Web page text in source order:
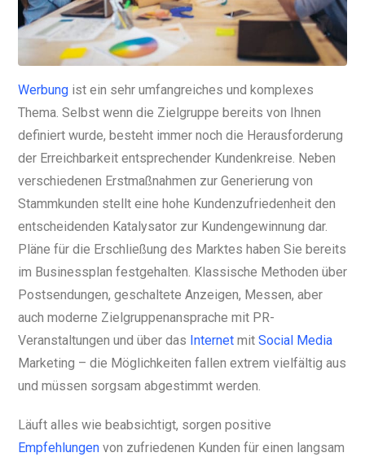
Werbung ist ein sehr umfangreiches und komplexes
Thema. Selbst wenn die Zielgruppe bereits von Ihnen
definiert wurde, besteht immer noch die Herausforderung
der Erreichbarkeit entsprechender Kundenkreise. Neben
verschiedenen Erstmaßnahmen zur Generierung von
Stammkunden stellt eine hohe Kundenzufriedenheit den
entscheidenden Katalysator zur Kundengewinnung dar.
Pläne für die Erschließung des Marktes haben Sie bereits
im Businessplan festgehalten. Klassische Methoden über
Postsendungen, geschaltete Anzeigen, Messen, aber
auch moderne Zielgruppenansprache mit PR-
Veranstaltungen und über das Internet mit Social Media
Marketing – die Möglichkeiten fallen extrem vielfältig aus
und müssen sorgsam abgestimmt werden.
Läuft alles wie beabsichtigt, sorgen positive
Empfehlungen von zufriedenen Kunden für einen langsam